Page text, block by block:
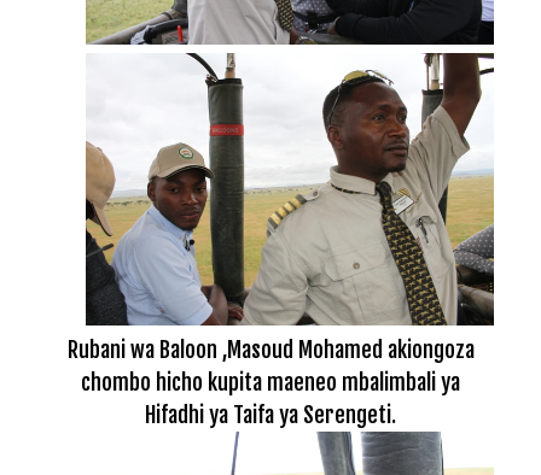
Rubani wa Baloon ,Masoud Mohamed akiongoza
chombo hicho kupita maeneo mbalimbali ya
Hifadhi ya Taifa ya Serengeti.